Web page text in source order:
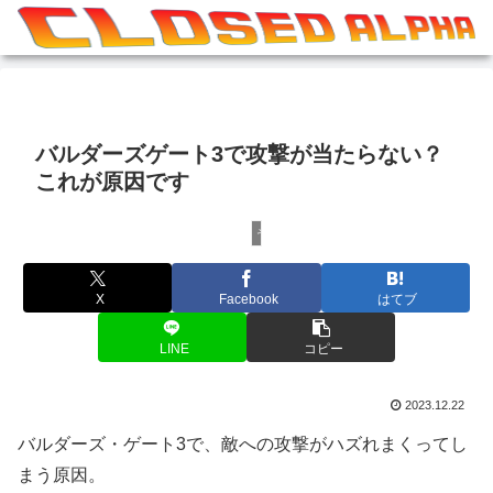
バルダーズゲート3で攻撃が当たらない？
これが原因です
その他ゲーム攻略
X Facebook はてブ
LINE コピー
2023.12.22
バルダーズ・ゲート3で、敵への攻撃がハズれまくってし
まう原因。